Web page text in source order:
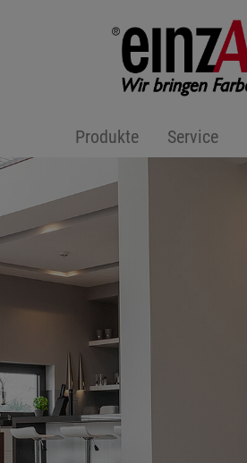
Produkte Service